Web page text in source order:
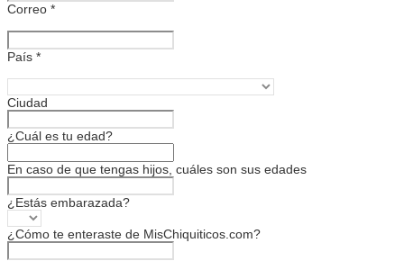
Correo *
País *
Ciudad
¿Cuál es tu edad?
En caso de que tengas hijos, cuáles son sus edades
¿Estás embarazada?
¿Cómo te enteraste de MisChiquiticos.com?